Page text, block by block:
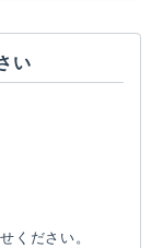
い
ください。